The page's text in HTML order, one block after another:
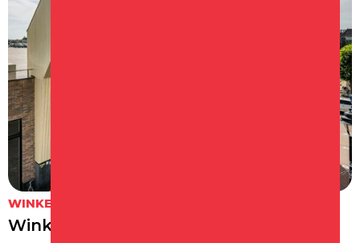
WINKELEN
Winkelcentrum Makado